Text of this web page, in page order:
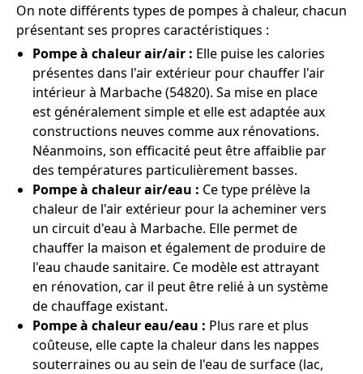
On note différents types de pompes à chaleur, chacun
présentant ses propres caractéristiques :
Pompe à chaleur air/air : Elle puise les calories
présentes dans l'air extérieur pour chauffer l'air
intérieur à Marbache (54820). Sa mise en place
est généralement simple et elle est adaptée aux
constructions neuves comme aux rénovations.
Néanmoins, son efficacité peut être affaiblie par
des températures particulièrement basses.
Pompe à chaleur air/eau : Ce type prélève la
chaleur de l'air extérieur pour la acheminer vers
un circuit d'eau à Marbache. Elle permet de
chauffer la maison et également de produire de
l'eau chaude sanitaire. Ce modèle est attrayant
en rénovation, car il peut être relié à un système
de chauffage existant.
Pompe à chaleur eau/eau : Plus rare et plus
coûteuse, elle capte la chaleur dans les nappes
souterraines ou au sein de l'eau de surface (lac,